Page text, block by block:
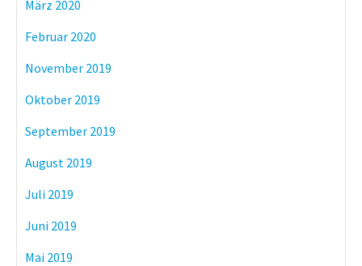
März 2020
Februar 2020
November 2019
Oktober 2019
September 2019
August 2019
Juli 2019
Juni 2019
Mai 2019